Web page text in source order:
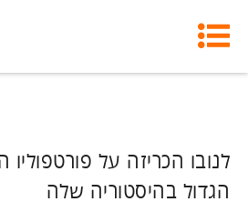
לנובו הכריזה על
הגדול בהיסטוריה שלה